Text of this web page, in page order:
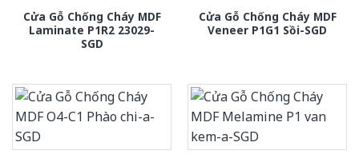
Cửa Gỗ Chống Cháy MDF
Laminate P1R2 23029-
SGD
Cửa Gỗ Chống Cháy MDF
Veneer P1G1 Sồi-SGD